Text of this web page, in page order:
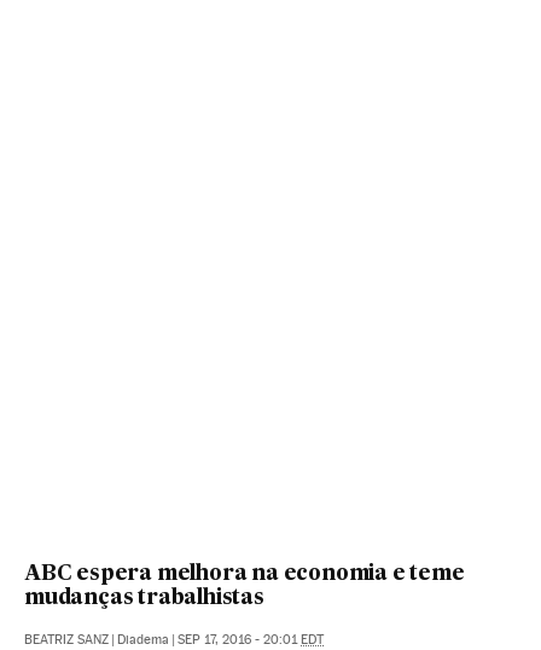
ABC espera melhora na economia e teme
mudanças trabalhistas
BEATRIZ SANZ Diadema SEP 17, 2016 - 20:01 EDT